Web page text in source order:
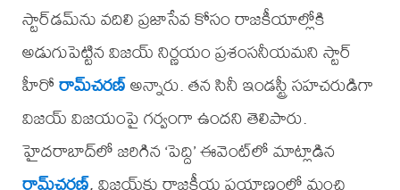
స్టార్‌డమ్‌ను వదిలి ప్రజాసేవ కోసం రాజకీయాల్లోకి
అడుగుపెట్టిన విజయ్ నిర్ణయం ప్రశంసనీయమని స్టార్
హీరోరామ్‌చరణ్అన్నారు. తన సినీ ఇండస్ట్రీ సహచరుడిగా
విజయ్‌ విజయంపై గర్వంగా ఉందని తెలిపారు.
హైదరాబాద్‌లో జరిగిన ‘పెద్ది’ ఈవెంట్‌లో మాట్లాడిన